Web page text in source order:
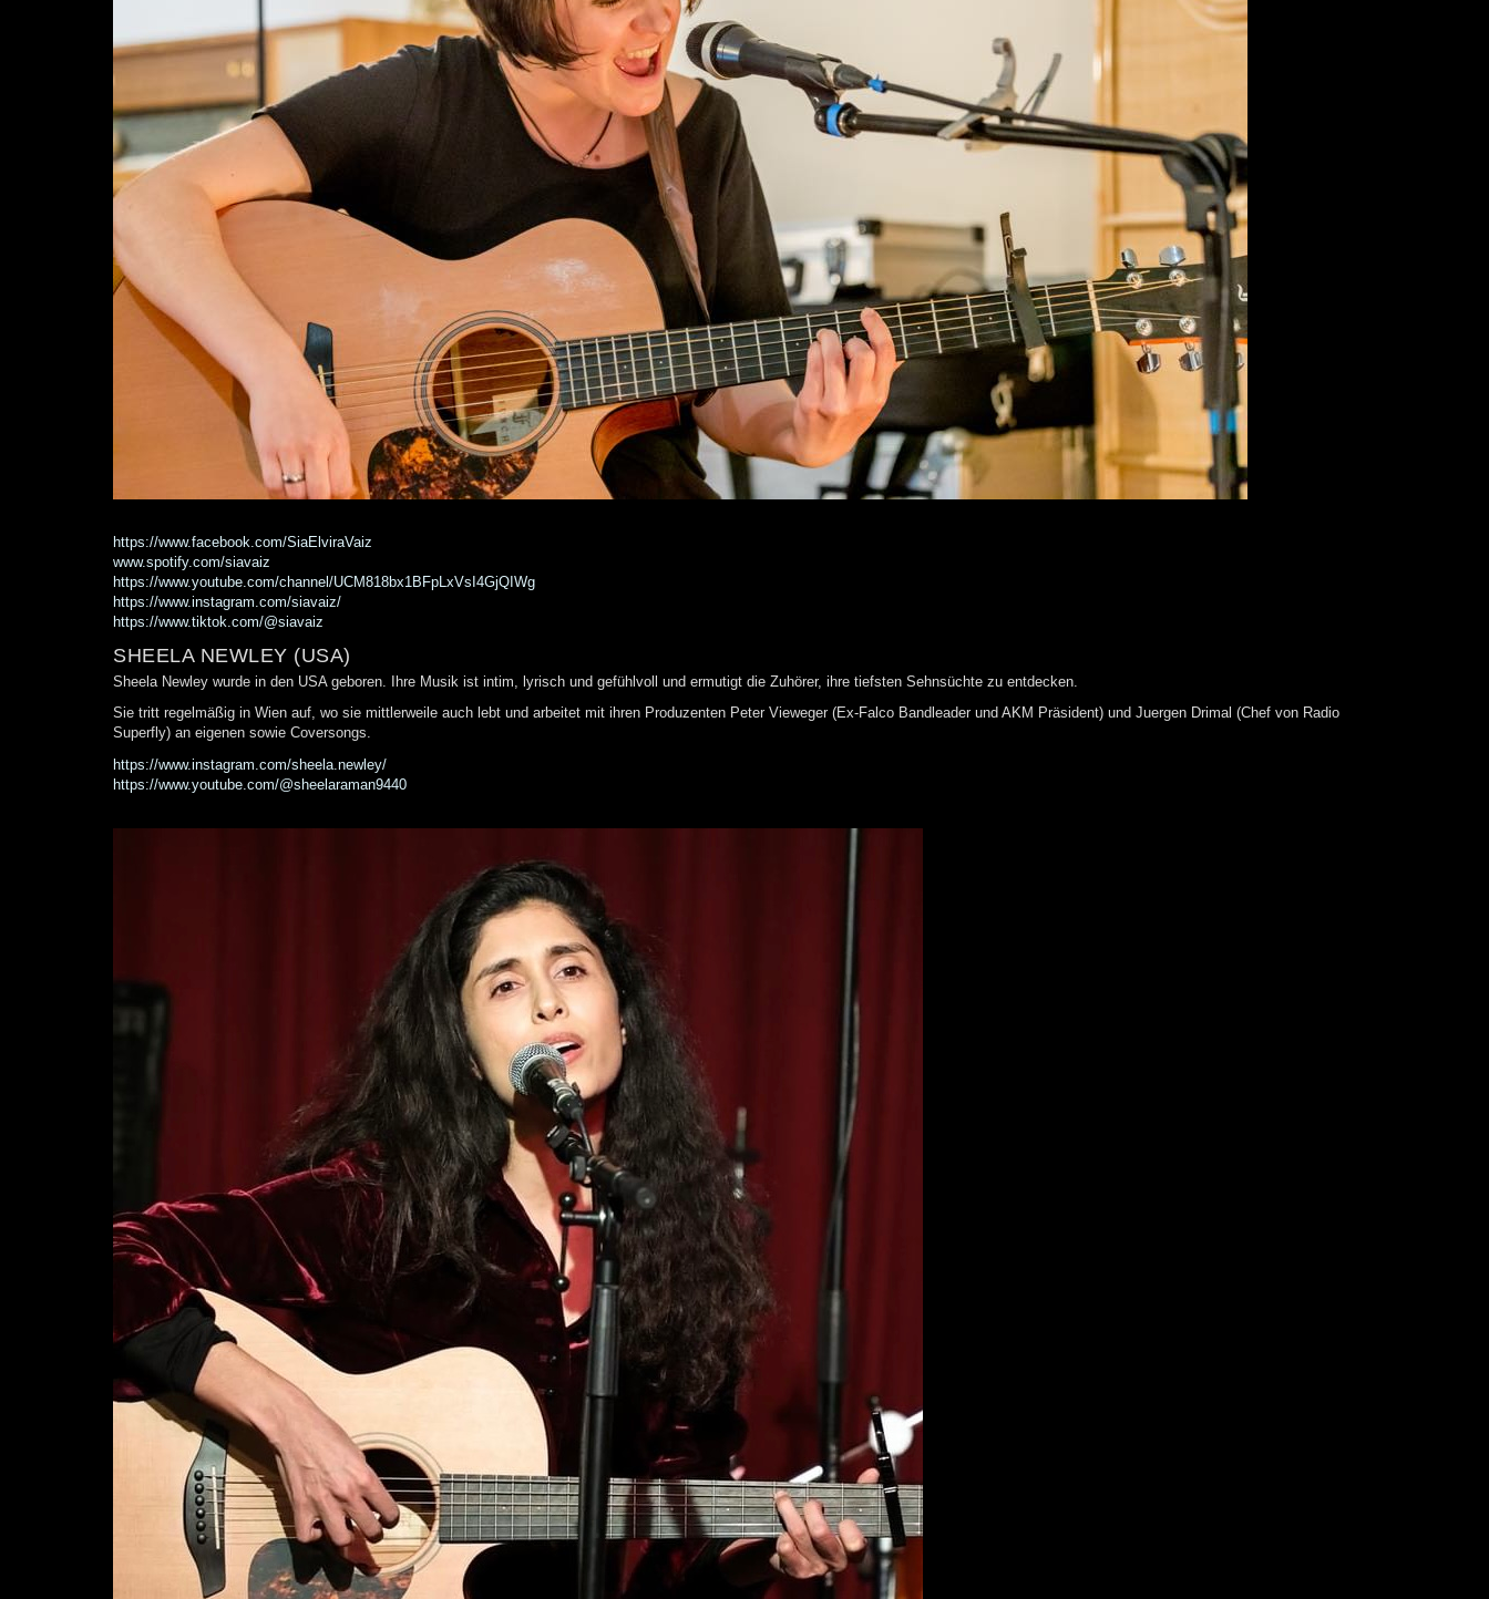
https://www.facebook.com/SiaElviraVaiz
www.spotify.com/siavaiz
https://www.youtube.com/channel/UCM818bx1BFpLxVsI4GjQIWg
https://www.instagram.com/siavaiz/
https://www.tiktok.com/@siavaiz
SHEELA NEWLEY (USA)
Sheela Newley wurde in den USA geboren. Ihre Musik ist intim, lyrisch und gefühlvoll und ermutigt die Zuhörer, ihre tiefsten Sehnsüchte zu entdecken.
Sie tritt regelmäßig in Wien auf, wo sie mittlerweile auch lebt und arbeitet mit ihren Produzenten Peter Vieweger (Ex-Falco Bandleader und AKM Präsident) und Juergen Drimal (Chef von Radio
Superfly) an eigenen sowie Coversongs.
https://www.instagram.com/sheela.newley/
https://www.youtube.com/@sheelaraman9440